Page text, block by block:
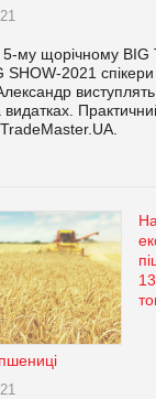
му щорічному BIG
SHOW-2021
На